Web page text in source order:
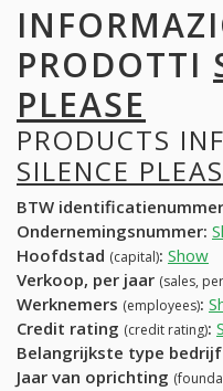
PRODOTTI
PLEASE
PRODUCTS
SILENCE
BTW
Ondernemingsnummer:
Hoofdstad (capital): Show
Verkoop, per jaar (sales,
Werknemers (employees):
Credit rating (credit rating):
Belangrijkste type bedrijf
Jaar van oprichting